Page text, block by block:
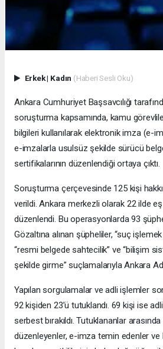
Erkek| Kadın (Haberi Sesli Oku)
Ankara Cumhuriyet Başsavcılığı
soruşturma kapsamında, kamu
bilgileri kullanılarak elektronik imza (e-
e-imzalarla usulsüz şekilde sürücü
sertifikalarının düzenlendiği ortaya çıktı.
Soruşturma çerçevesinde 125 kişi
verildi. Ankara merkezli olarak 22 ilde
düzenlendi. Bu operasyonlarda 93
Gözaltına alınan şüpheliler, “suç
“resmi belgede sahtecilik” ve “bilişim
şekilde girme” suçlamalarıyla Ankara
Yapılan sorgulamalar ve adli işlemler
92 kişiden 23’ü tutuklandı. 69 kişi ise
serbest bırakıldı. Tutuklananlar
düzenleyenler, e-imza temin edenler ve